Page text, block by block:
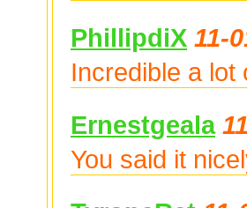
PhillipdiX 11-
Incredible a lot
Ernestgeala
You said it